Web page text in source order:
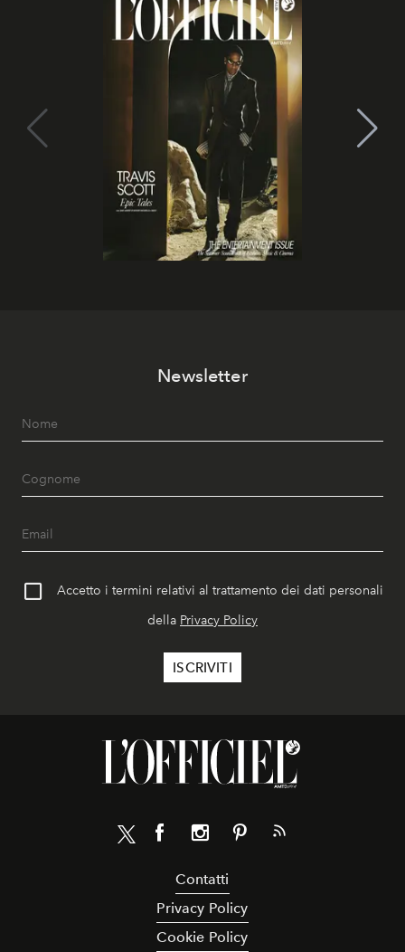
Newsletter
Accetto i termini relativi al trattamento dei dati personali
della Privacy Policy
Contatti
Privacy Policy
Cookie Policy